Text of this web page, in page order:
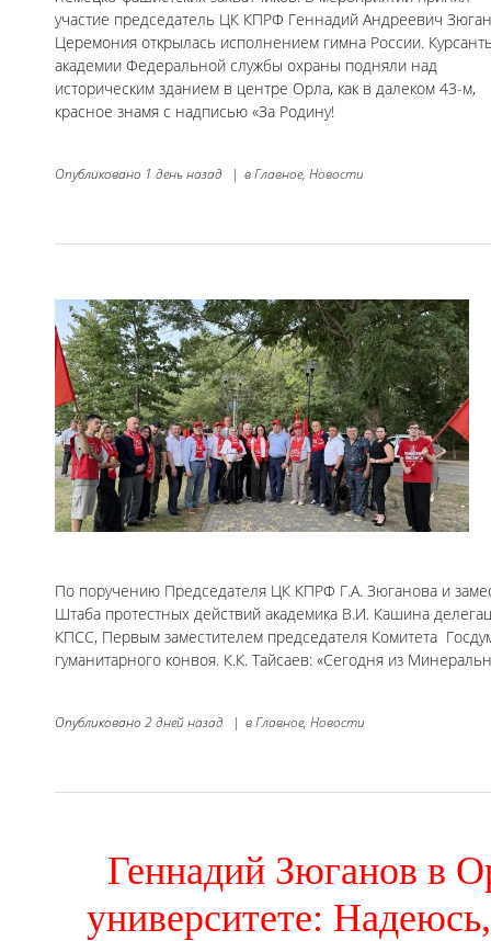
участие председатель ЦК КПРФ Геннадий Андреевич
Церемония открылась исполнением гимна России.
академии Федеральной службы охраны подняли над
историческим зданием в центре Орла, как в далеком 43-м,
красное знамя с надписью «За Родину!
Опубликовано 1 день назад | вГлавное, Новости
По поручению Председателя ЦК КПРФ Г.А. Зюганова и
Штаба протестных действий академика В.И. Кашина
КПСС, Первым заместителем председателя Комитета
гуманитарного конвоя. К.К. Тайсаев: «Сегодня из
Опубликовано 2 дней назад | вГлавное, Новости
Геннадий Зюганов в
университете: